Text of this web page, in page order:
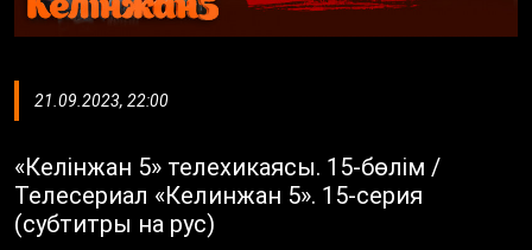
21.09.2023, 22:00
«Келінжан 5» телехикаясы. 15-бөлім /
Телесериал «Келинжан 5». 15-серия
(субтитры на рус)